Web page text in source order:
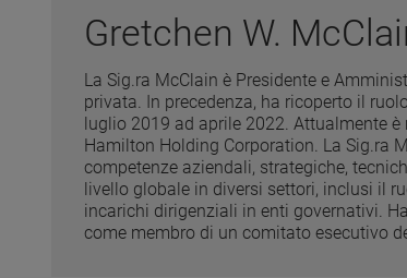
Gretchen W.
La Sig.ra McClain è Presidente e
privata. In precedenza, ha ricoperto il
luglio 2019 ad aprile 2022. Attualmente
Hamilton Holding Corporation. La Sig.ra
competenze aziendali, strategiche,
livello globale in diversi settori, inclusi il
incarichi dirigenziali in enti governativi.
come membro di un comitato esecutivo